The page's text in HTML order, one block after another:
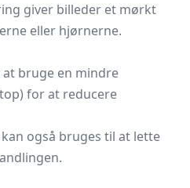
giver billeder et mørkt
eller hjørnerne.
at bruge en mindre
for at reducere
også bruges til at lette